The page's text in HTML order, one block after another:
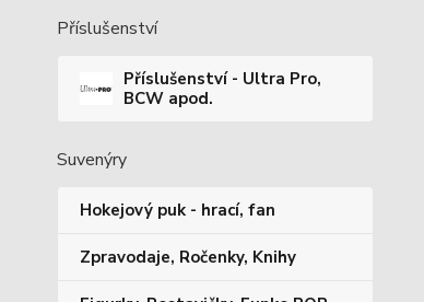
Příslušenství
Příslušenství - Ultra Pro,
BCW apod.
Suvenýry
Hokejový puk - hrací, fan
Zpravodaje, Ročenky, Knihy